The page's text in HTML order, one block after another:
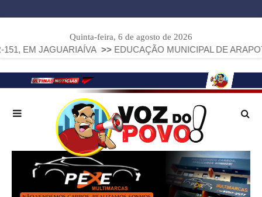
Quinta-feira, 6 de agosto de 2026
>> EDUCAÇÃO MUNICIPAL DE ARAPOTI AVANÇA